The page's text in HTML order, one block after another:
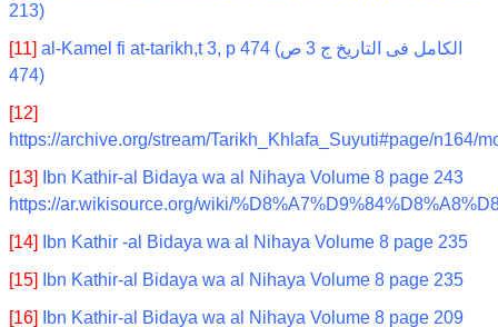
213)
[11] al-Kamel fi at-tarikh,t 3, p 474 (الکامل فی التاریخ ج 3 ص
474)
[12]
https://archive.org/stream/Tarikh_Khlafa_Suyuti#page/n164/
[13]
Ibn Kathir-al Bidaya wa al Nihaya Volume 8 page 243
https://ar.wikisource.org/wiki/
[14]
Ibn Kathir -al Bidaya wa al Nihaya Volume 8 page 235
[15]
bn Kathir-al Bidaya wa al Nihaya Volume 8 page 235
[16]
Ibn Kathir-al Bidaya wa al Nihaya Volume 8 page 209